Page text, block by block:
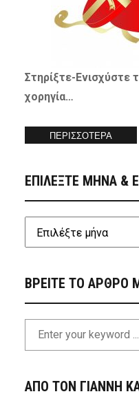
Στηρίξτε-Ενισχύστε
χορηγία…
ΠΕΡΙΣΣΟΤΕΡΑ
ΕΠΙΛΕΞΤΕ ΜΗΝΑ &
ΒΡΕΙΤΕ ΤΟ ΑΡΘΡΟ
ΑΠΟ ΤΟΝ ΓΙΑΝΝΗ